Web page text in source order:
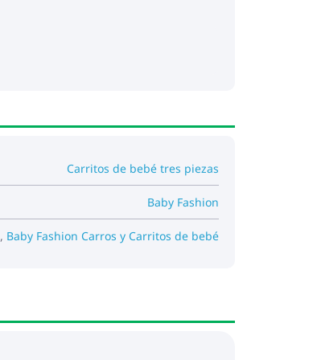
Carritos de bebé tres piezas
Baby Fashion
, Baby Fashion Carros y Carritos de bebé